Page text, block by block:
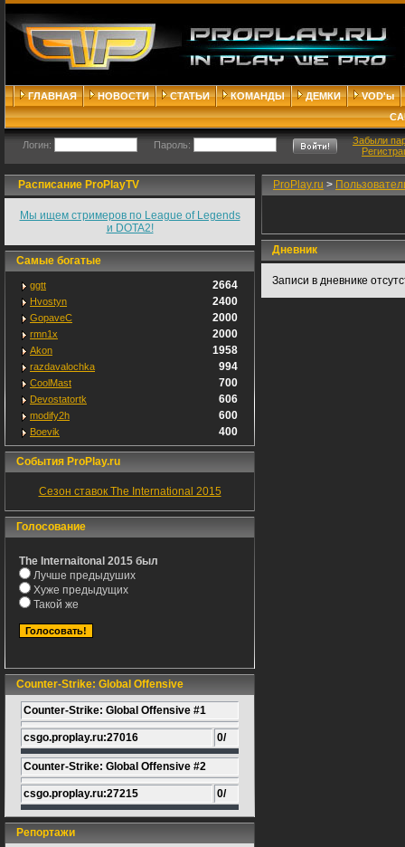
ГЛАВНАЯ НОВОСТИ СТАТЬИ КОМАНДЫ ДЕМКИ
VOD'ы
Логин: Пароль:
Забыли
Расписание ProPlayTV
Мы ищем стримеров по League of Legends
и DOTA2!
Самые богатые
ggtt 2664
Hvostyn 2400
GopaveC 2000
rmn1x 2000
Akon 1958
razdavalochka 994
CoolMast 700
Devostatortk 606
modify2h 600
Boevik 400
События ProPlay.ru
Сезон ставок The International 2015
Голосование
The Internaitonal 2015 был
Лучше предыдуших
Хуже предыдущих
Такой же
Counter-Strike: Global Offensive
Counter-Strike: Global Offensive #1
csgo.proplay.ru:27016 0/
Counter-Strike: Global Offensive #2
csgo.proplay.ru:27215 0/
Репортажи
ProPlay.ru >
Дневник
Записи в дневнике